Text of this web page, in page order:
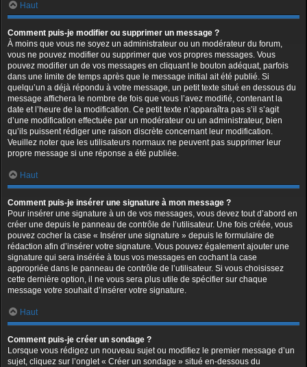
Haut
Comment puis-je modifier ou supprimer un message ?
À moins que vous ne soyez un administrateur ou un modérateur du forum,
vous ne pouvez modifier ou supprimer que vos propres messages. Vous
pouvez modifier un de vos messages en cliquant le bouton adéquat, parfois
dans une limite de temps après que le message initial ait été publié. Si
quelqu’un a déjà répondu à votre message, un petit texte situé en dessous du
message affichera le nombre de fois que vous l’avez modifié, contenant la
date et l’heure de la modification. Ce petit texte n’apparaîtra pas s’il s’agit
d’une modification effectuée par un modérateur ou un administrateur, bien
qu’ils puissent rédiger une raison discrète concernant leur modification.
Veuillez noter que les utilisateurs normaux ne peuvent pas supprimer leur
propre message si une réponse a été publiée.
Haut
Comment puis-je insérer une signature à mon message ?
Pour insérer une signature à un de vos messages, vous devez tout d’abord en
créer une depuis le panneau de contrôle de l’utilisateur. Une fois créée, vous
pouvez cocher la case « Insérer une signature » depuis le formulaire de
rédaction afin d’insérer votre signature. Vous pouvez également ajouter une
signature qui sera insérée à tous vos messages en cochant la case
appropriée dans le panneau de contrôle de l’utilisateur. Si vous choisissez
cette dernière option, il ne vous sera plus utile de spécifier sur chaque
message votre souhait d’insérer votre signature.
Haut
Comment puis-je créer un sondage ?
Lorsque vous rédigez un nouveau sujet ou modifiez le premier message d’un
sujet, cliquez sur l’onglet « Créer un sondage » situé en-dessous du